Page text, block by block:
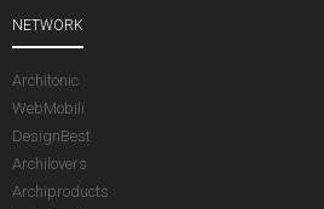
NETWORK
Architonic
WebMobili
DesignBest
Archilovers
Archiproducts